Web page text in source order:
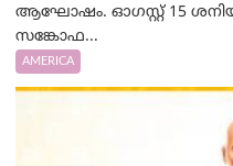
ആഘോഷം. ഓഗസ്റ്റ് 15
സങ്കോഫ...
AMERICA